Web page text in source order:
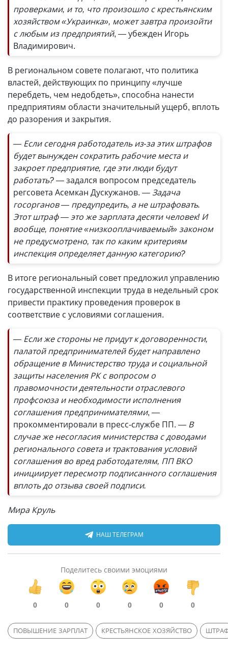
проверками, и то, что произошло с крестьянским
хозяйством «Украинка», может завтра произойти
с любым из предприятий, — убежден Игорь
Владимирович.
В региональном совете полагают, что политика
властей, действующих по принципу «лучше
перебдеть, чем недобдеть», способна нанести
предприятиям области значительный ущерб, вплоть
до разорения и закрытия.
— Если сегодня работодатель из-за этих штрафов
будет вынужден сократить рабочие места и
закроет предприятие, где эти люди будут
работать?— задался вопросом председатель
регсовета Асемкан Дускужанов. — Задача
госорганов — предупредить, а не штрафовать.
Этот штраф — это же зарплата десяти человек! И
вообще, понятие «низкооплачиваемый» законом
не предусмотрено, так по каким критериям
инспекция определяет данную категорию?
В итоге региональный совет предложил управлению
государственной инспекции труда в недельный срок
привести практику проведения проверок в
соответствие с условиями соглашения.
— Если же стороны не придут к договоренности,
палатой предпринимателей будет направлено
обращение в Министерство труда и социальной
защиты населения РК с вопросом о
правомочности деятельности отраслевого
профсоюза и необходимости исполнения
соглашения предпринимателями, —
прокомментировали в пресс-службе ПП. — В
случае же несогласия министерства с доводами
регионального совета и трактования условий
соглашения во вред работодателям, ПП ВКО
инициирует пересмотр подписанного соглашения
вплоть до отзыва своей подписи.
Мира Круль
НАШ ТЕЛЕГРАМ
Поделитесь своими эмоциями
0 0 0 0 0 0
ПОВЫШЕНИЕ ЗАРПЛАТ КРЕСТЬЯНСКОЕ ХОЗЯЙСТВО